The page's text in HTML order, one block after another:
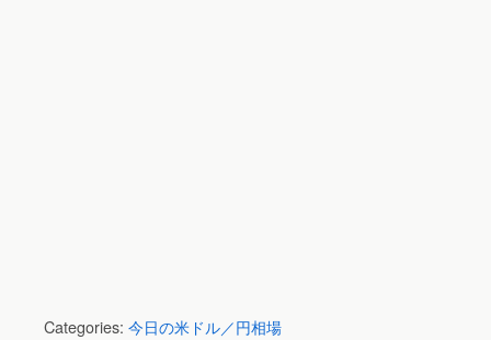
Categories: 今日の米ドル／円相場